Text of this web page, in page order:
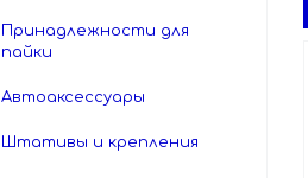
Принадлежности для
пайки
Автоаксессуары
Штативы и крепления